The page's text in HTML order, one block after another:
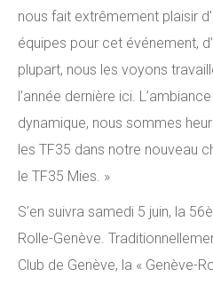
nous fait extrêmement plaisir
équipes pour cet événement,
plupart, nous les voyons
l’année dernière ici.
dynamique, nous sommes
les TF35 dans notre nouveau
le TF35 Mies. »
S’en suivra samedi 5 juin, la
Rolle-Genève.
Club de Genève, la « Genève-